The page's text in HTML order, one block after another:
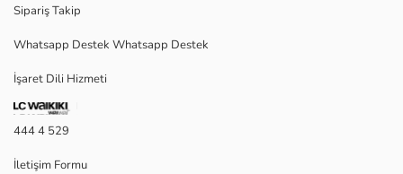
Sipariş Takip
Whatsapp Destek Whatsapp Destek
İşaret Dili Hizmeti
444 4 529
İletişim Formu